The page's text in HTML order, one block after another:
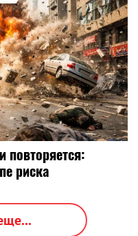
повторяется:
риска